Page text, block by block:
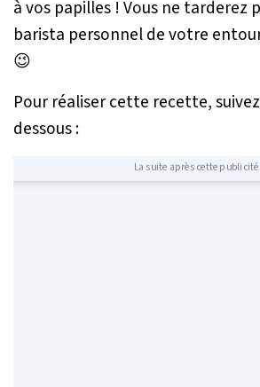
à vos papilles ! Vous ne tarderez
barista personnel de votre
😉
Pour réaliser cette recette,
dessous :
La suite après cette publicité